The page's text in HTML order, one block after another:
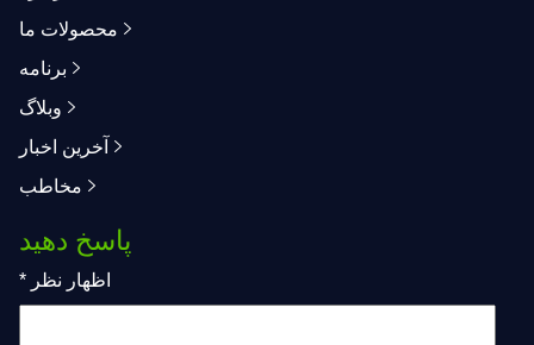
محصولات ما
برنامه
وبلاگ
آخرین اخبار
مخاطب
پاسخ دهید
اظهار نظر *